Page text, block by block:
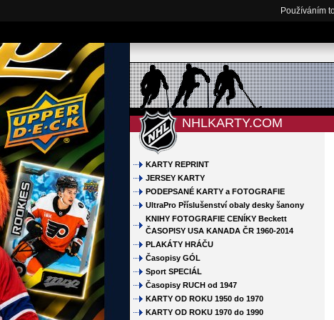
Používáním
NHLKARTY.COM
KARTY REPRINT
JERSEY KARTY
PODEPSANÉ KARTY a FOTOGRAFIE
UltraPro Příslušenství obaly desky šanony
KNIHY FOTOGRAFIE CENÍKY Beckett
ČASOPISY USA KANADA ČR 1960-2014
PLAKÁTY HRÁČU
Časopisy GÓL
Sport SPECIÁL
Časopisy RUCH od 1947
KARTY OD ROKU 1950 do 1970
KARTY OD ROKU 1970 do 1990